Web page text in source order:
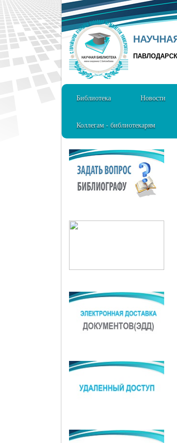
Библиотека Новости
Коллегам - библиотекарям